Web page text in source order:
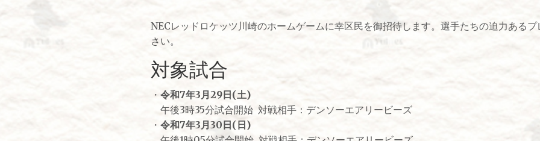
NECレッドロケッツ川崎のホームゲームに幸区民を御招待します。選手たちの迫力ある
さい。
対象試合
・令和7年3月29日(土)
午後3時35分試合開始 対戦相手：デンソーエアリービーズ
・令和7年3月30日(日)